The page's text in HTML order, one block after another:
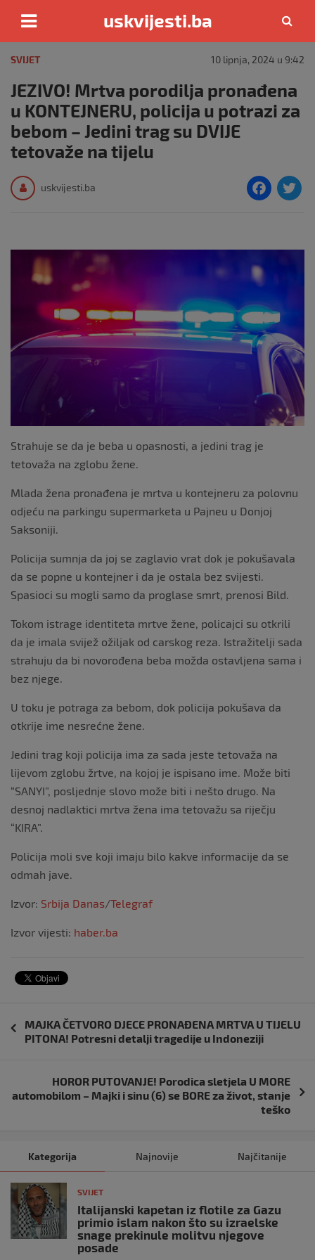
content
uskvijesti.ba
SVIJET 10 lipnja, 2024 u 9:42
JEZIVO! Mrtva porodilja pronađena
u KONTEJNERU, policija u potrazi za
bebom – Jedini trag su DVIJE
tetovaže na tijelu
uskvijesti.ba
F
e
o
o
k
Strahuje se da je beba u opasnosti, a jedini trag je
tetovaža na zglobu žene.
Mlada žena pronađena je mrtva u kontejneru za polovnu
odjeću na parkingu supermarketa u Pajneu u Donjoj
Saksoniji.
Policija sumnja da joj se zaglavio vrat dok je pokušavala
da se popne u kontejner i da je ostala bez svijesti.
Spasioci su mogli samo da proglase smrt, prenosi Bild.
Tokom istrage identiteta mrtve žene, policajci su otkrili
da je imala svijež ožiljak od carskog reza. Istražitelji sada
strahuju da bi novorođena beba možda ostavljena sama i
bez njege.
U toku je potraga za bebom, dok policija pokušava da
otkrije ime nesrećne žene.
Jedini trag koji policija ima za sada jeste tetovaža na
lijevom zglobu žrtve, na kojoj je ispisano ime. Može biti
“SANYI”, posljednje slovo može biti i nešto drugo. Na
desnoj nadlaktici mrtva žena ima tetovažu sa riječju
“KIRA”.
Policija moli sve koji imaju bilo kakve informacije da se
odmah jave.
Izvor: Srbija Danas/Telegraf
Izvor vijesti: haber.ba
Navigacija
objava
MAJKA ČETVORO DJECE PRONAĐENA MRTVA U TIJELU
PITONA! Potresni detalji tragedije u Indoneziji
HOROR PUTOVANJE! Porodica sletjela U MORE
automobilom – Majki i sinu (6) se BORE za život, stanje
teško
Kategorija Najnovije Najčitanije
SVIJET
Italijanski kapetan iz flotile za Gazu
primio islam nakon što su izraelske
snage prekinule molitvu njegove
posade